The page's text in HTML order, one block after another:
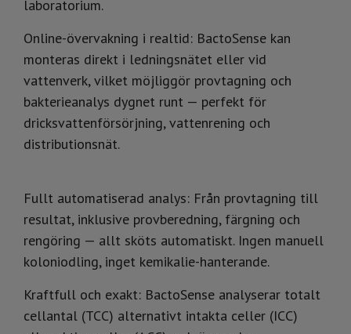
laboratorium.
Online-övervakning i realtid: BactoSense kan
monteras direkt i ledningsnätet eller vid
vattenverk, vilket möjliggör provtagning och
bakterieanalys dygnet runt — perfekt för
dricksvattenförsörjning, vattenrening och
distributionsnät.
Fullt automatiserad analys: Från provtagning till
resultat, inklusive provberedning, färgning och
rengöring — allt sköts automatiskt. Ingen manuell
koloniodling, inget kemikalie-hanterande.
Kraftfull och exakt: BactoSense analyserar totalt
cellantal (TCC) alternativt intakta celler (ICC)